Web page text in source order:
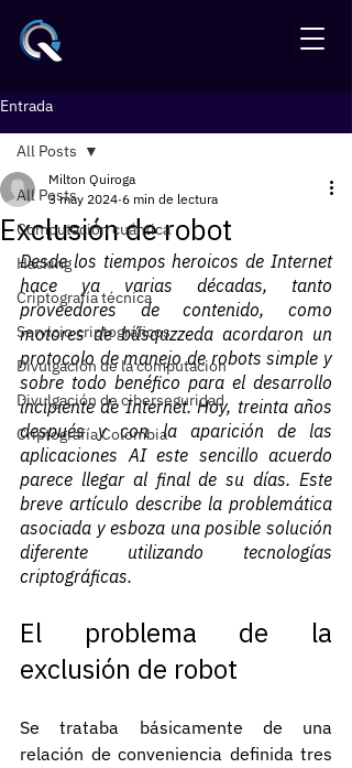
Entrada
All Posts
Computación cuántica
Hacking
Criptografía técnica
Servicio criptográficos
Divulgación de la computación
Divulgación de ciberseguridad
Criptografía Colombia
All Posts
Exclusión de robot
Milton Quiroga
3 may 2024 6 min de lectura
Desde los tiempos heroicos de Internet
hace ya varias décadas, tanto
proveedores de contenido, como
motores de búsquzzeda acordaron un
protocolo de manejo de robots simple y
sobre todo benéfico para el desarrollo
incipiente de Internet. Hoy, treinta años
después y con la aparición de las
aplicaciones AI este sencillo acuerdo
parece llegar al final de su días. Este
breve artículo describe la problemática
asociada y esboza una posible solución
diferente utilizando tecnologías
criptográficas.
El problema de la
exclusión de robot
Se trataba básicamente de una
relación de conveniencia definida tres